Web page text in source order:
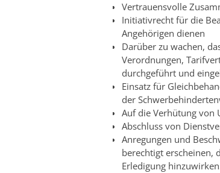
Vertrauensvolle
Initiativrecht für die
Angehörigen dienen
Darüber zu wachen,
Verordnungen,
durchgeführt und
Einsatz für
der
Auf die Verhütung von
Abschluss von
Anregungen und
berechtigt erscheinen,
Erledigung